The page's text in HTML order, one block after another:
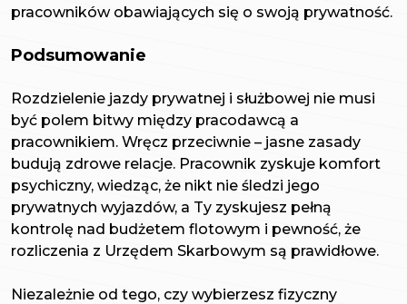
pracowników obawiających się o swoją prywatność.
Podsumowanie
Rozdzielenie jazdy prywatnej i służbowej nie musi
być polem bitwy między pracodawcą a
pracownikiem. Wręcz przeciwnie – jasne zasady
budują zdrowe relacje. Pracownik zyskuje komfort
psychiczny, wiedząc, że nikt nie śledzi jego
prywatnych wyjazdów, a Ty zyskujesz pełną
kontrolę nad budżetem flotowym i pewność, że
rozliczenia z Urzędem Skarbowym są prawidłowe.
Niezależnie od tego, czy wybierzesz fizyczny